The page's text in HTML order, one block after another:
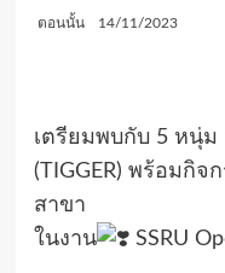
ตอนนั้น 14/11/2023
เตรียมพบกับ 5 หนุ่ม
(TIGGER) พร้อมกิ
สาขา
ในงาน
SSRU